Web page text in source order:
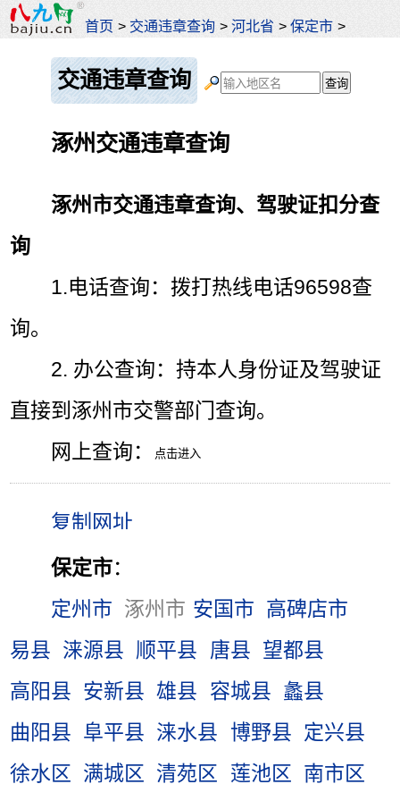
首页 > 交通违章查询 >河北省 >保定市 >
交通违章查询
涿州交通违章查询
涿州市交通违章查询、驾驶证扣分查
询
1.电话查询：拨打热线电话96598查
询。
2. 办公查询：持本人身份证及驾驶证
直接到涿州市交警部门查询。
网上查询：
保定市：
定州市 涿州市 安国市 高碑店市
易县 涞源县 顺平县 唐县 望都县
高阳县 安新县 雄县 容城县 蠡县
曲阳县 阜平县 涞水县 博野县 定兴县
徐水区 满城区 清苑区 莲池区 南市区